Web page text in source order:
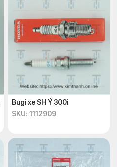
Bugi xe SH Ý 300i
SKU: 1112909